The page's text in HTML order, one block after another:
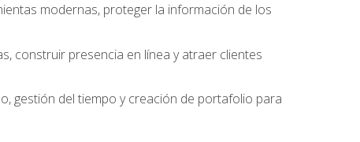
modernas, proteger la información de los
construir presencia en línea y atraer clientes
gestión del tiempo y creación de portafolio para